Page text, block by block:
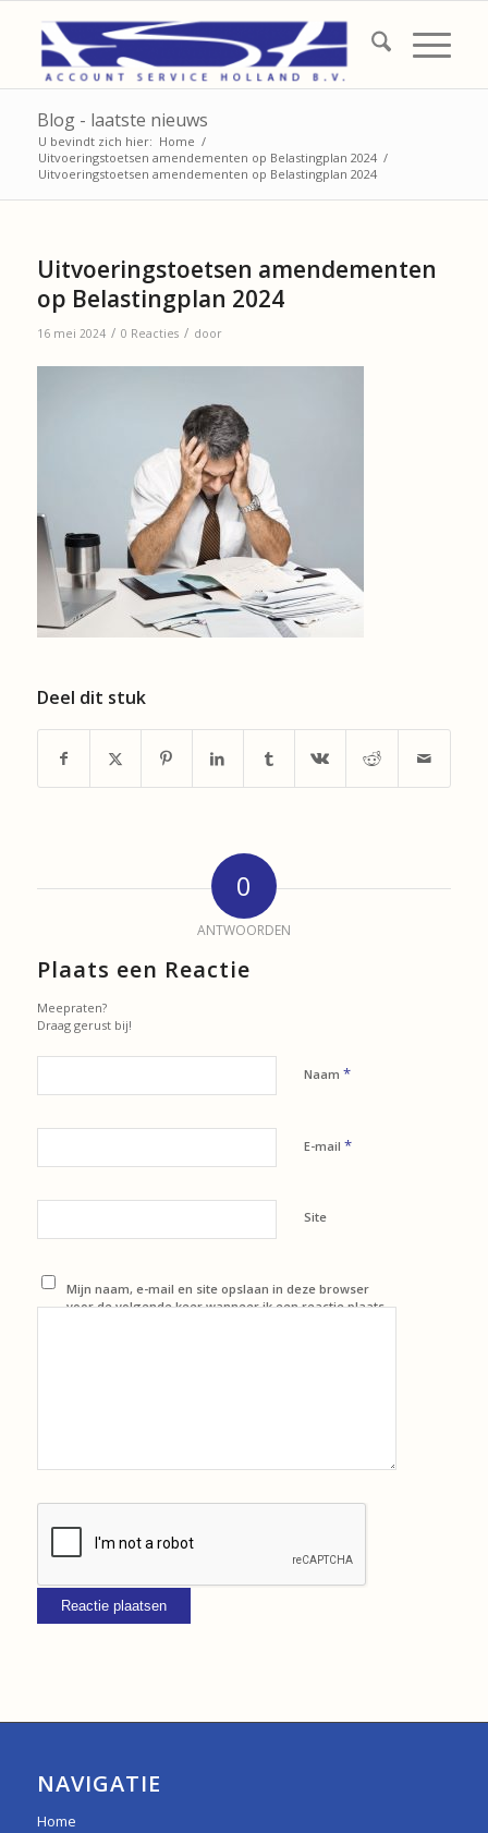
Blog - laatste nieuws
U bevindt zich hier: Home /
Uitvoeringstoetsen amendementen op Belastingplan 2024 /
Uitvoeringstoetsen amendementen op Belastingplan 2024
Uitvoeringstoetsen amendementen
op Belastingplan 2024
16 mei 2024 / 0 Reacties / door
Deel dit stuk
0
ANTWOORDEN
Plaats een Reactie
Meepraten?
Draag gerust bij!
Naam *
E-mail *
Site
Mijn naam, e-mail en site opslaan in deze browser
voor de volgende keer wanneer ik een reactie plaats.
NAVIGATIE
Home